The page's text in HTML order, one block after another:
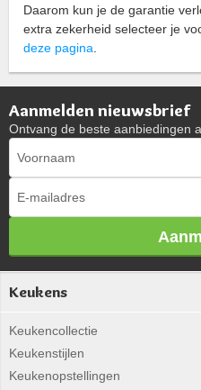
Daarom kun je de garantie
extra zekerheid selecteer je
deze pagina
Aanmelden nieuwsbrief
Ontvang de beste aanbiedingen
Keukens
Keukencollectie
Keukenstijlen
Keukenopstellingen